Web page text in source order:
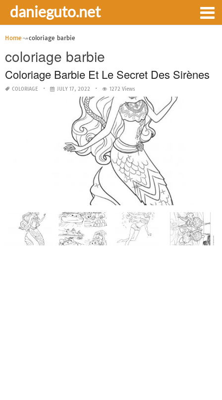
danieguto.net
Home coloriage barbie
coloriage barbie
Coloriage Barbie Et Le Secret Des Sirènes
COLORIAGE JULY 17, 2022 1272 Views